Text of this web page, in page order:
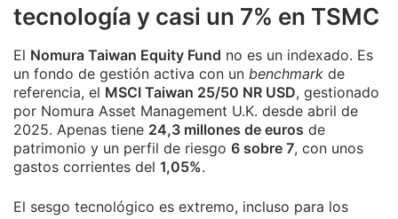
tecnología y casi un 7% en TSMC
El Nomura Taiwan Equity Fund no es un indexado. Es
un fondo de gestión activa con un benchmark de
referencia, el MSCI Taiwan 25/50 NR USD, gestionado
por Nomura Asset Management U.K. desde abril de
2025. Apenas tiene 24,3 millones de euros de
patrimonio y un perfil de riesgo 6 sobre 7, con unos
gastos corrientes del 1,05%.
El sesgo tecnológico es extremo, incluso para los